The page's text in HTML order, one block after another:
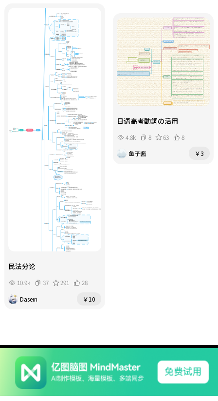
民法分论
10.9k 37 291
28
Dasein
￥10
日语高考動詞の活用
4.8k 8 63
8
鱼子酱
￥3